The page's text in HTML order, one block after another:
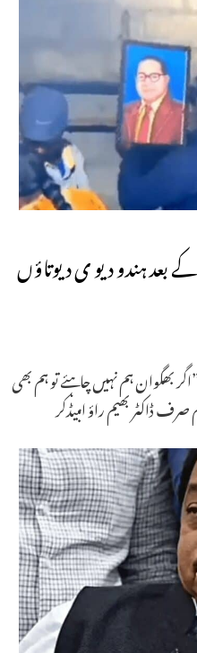
جرمانے کے بعد ہندو دیو ی دیوتاؤں
بھگوان ہم نہیں چاہئے تو ہم بھی
ڈاکٹر بھیم راؤ امبیڈکر